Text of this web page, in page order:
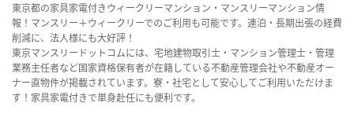
東京都の家具家電付きウィークリーマンション・マンスリーマンション情
報！マンスリー＋ウィークリーでのご利用も可能です。連泊・長期出張の経費
削減に、法人様にも大好評！
東京マンスリードットコムには、宅地建物取引士・マンション管理士・管理
業務主任者など国家資格保有者が在籍している不動産管理会社や不動産オー
ナー直物件が掲載されています。寮・社宅として安心してご利用いただけま
す！家具家電付きで単身赴任にも便利です。